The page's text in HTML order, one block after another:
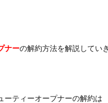
ナーの解約方法を解説してい
ーティーオープナーの解約は